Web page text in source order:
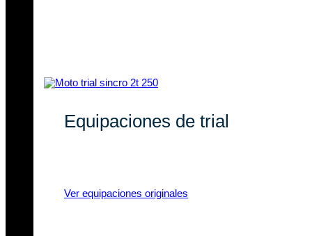
Equipaciones de trial
Ver equipaciones originales